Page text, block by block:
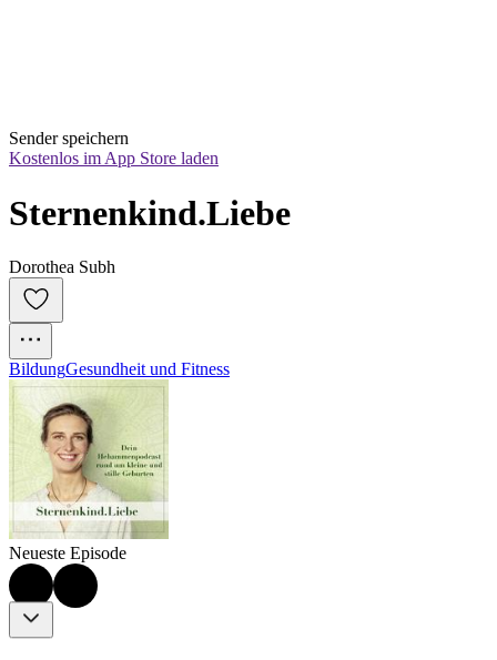
Sender speichern
Kostenlos im App Store laden
Sternenkind.Liebe
Dorothea Subh
BildungGesundheit und Fitness
Neueste Episode